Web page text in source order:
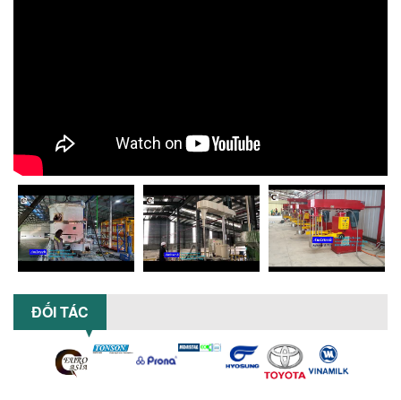
nghiệp...
MÁY NGHIỀN HỮU CƠ LỎNG: GIẢI PHÁP
TỐI ƯU VỚI CÔNG NGHỆ MÁY NGHIỀN
NGANG CÁNH NGHIỀN CERAMIC
Máy nghiền hữu cơ lỏng sử dụng công
nghệ máy nghiền ngang cánh nghiền
ceramic giúp nâng cao độ mịn, hiệu
suất...
Tìm hiểu lợi ích khi đầu tư máy trộn
phân bón nằm ngang: nâng cao hiệu
ĐỐI TÁC